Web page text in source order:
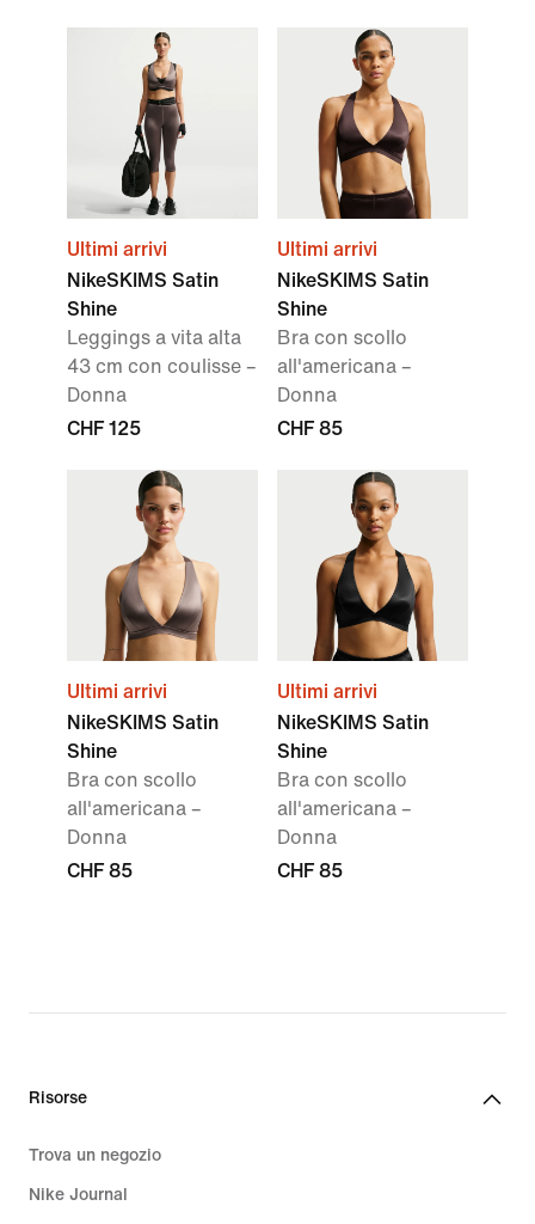
Ultimi arrivi
NikeSKIMS Satin
Shine
Leggings a vita alta
43 cm con coulisse –
Donna
CHF 125
Ultimi arrivi
NikeSKIMS Satin
Shine
Bra con scollo
all'americana –
Donna
CHF 85
Ultimi arrivi
NikeSKIMS Satin
Shine
Bra con scollo
all'americana –
Donna
CHF 85
Ultimi arrivi
NikeSKIMS Satin
Shine
Bra con scollo
all'americana –
Donna
CHF 85
Risorse
Trova un negozio
Nike Journal